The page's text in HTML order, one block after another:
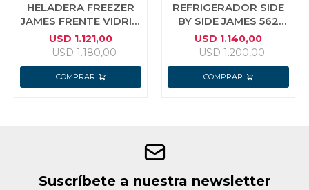
HELADERA FREEZER
JAMES FRENTE VIDRIO
ESPEJADO 356 LT RJ
428 NT
USD 1.121,00
USD 1.180,00
REFRIGERADOR SIDE
BY SIDE JAMES 562
LTS RJ 45 M SBSI
DARK INOX
USD 1.140,00
USD 1.200,00
Suscríbete a nuestra newsletter